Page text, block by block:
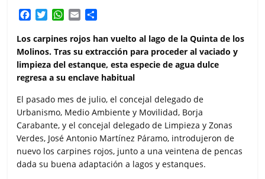
c
e
b
o
k
i
t
t
e
W
a
t
s
A
p
a
i
l
m
p
a
r
i
r
Los carpines rojos han vuelto al lago de la Quinta de los
Molinos. Tras su extracción para proceder al vaciado y
limpieza del estanque, esta especie de agua dulce
regresa a su enclave habitual
El pasado mes de julio, el concejal delegado de
Urbanismo, Medio Ambiente y Movilidad, Borja
Carabante, y el concejal delegado de Limpieza y Zonas
Verdes, José Antonio Martínez Páramo, introdujeron de
nuevo los carpines rojos, junto a una veintena de pencas
dada su buena adaptación a lagos y estanques.